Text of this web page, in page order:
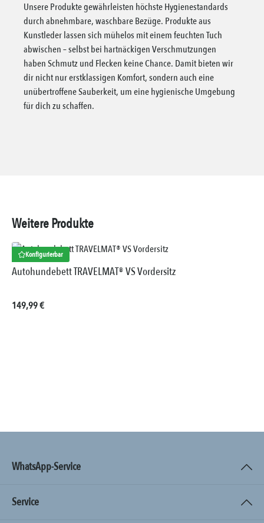
Unsere Produkte gewährleisten höchste Hygienestandards
durch abnehmbare, waschbare Bezüge. Produkte aus
Kunstleder lassen sich mühelos mit einem feuchten Tuch
abwischen – selbst bei hartnäckigen Verschmutzungen
haben Schmutz und Flecken keine Chance. Damit bieten wir
dir nicht nur erstklassigen Komfort, sondern auch eine
unübertroffene Sauberkeit, um eine hygienische Umgebung
für dich zu schaffen.
Weitere Produkte
Konfigurierbar
Autohundebett TRAVELMAT® VS Vordersitz
Regulärer Preis:
149,99 €
WhatsApp-Service
Service